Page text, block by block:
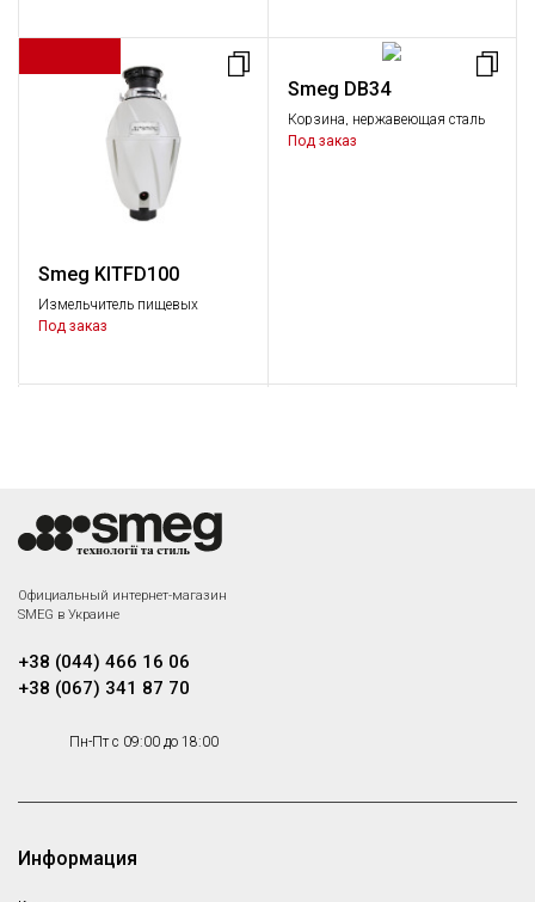
Smeg KITFD100
Измельчитель пищевых
отходов, 1,0 л.с.
Под заказ
Smeg DB34
Корзина, нержавеющая сталь
Под заказ
Официальный интернет-магазин
SMEG в Украине
+38 (044) 466 16 06
+38 (067) 341 87 70
Пн-Пт с 09:00 до 18:00
Информация